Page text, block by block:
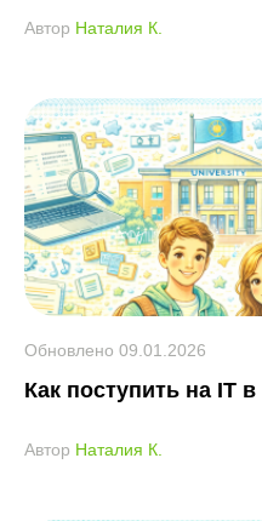
Автор Наталия К.
Обновлено 09.01.2026
Как поступить на IT в
Автор Наталия К.